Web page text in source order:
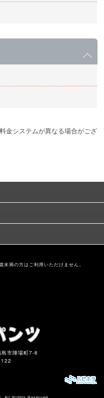
金システムが異なる場合がござ
満の方はご利用いただけません。
市陣場町7-6